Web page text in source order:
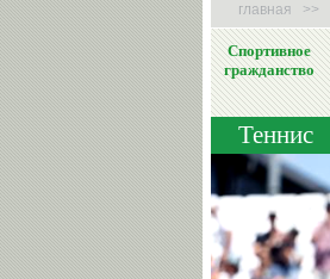
главная >>
Спортивное
гражданство
Теннис